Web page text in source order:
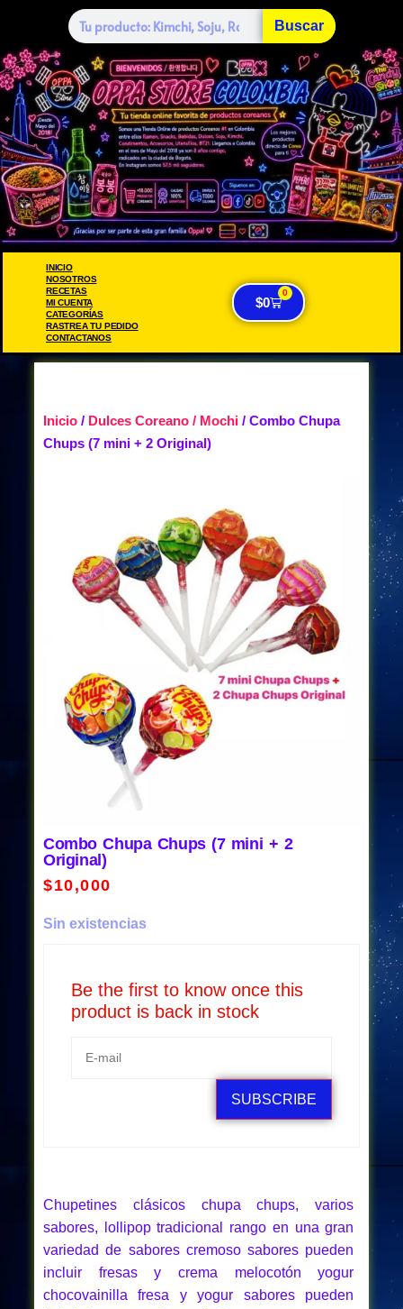
Buscar
INICIO
NOSOTROS
RECETAS
MI CUENTA
CATEGORÍAS
RASTREA TU PEDIDO
CONTACTANOS
$0
0
Inicio / Dulces Coreano / Mochi / Combo Chupa
Chups (7 mini + 2 Original)
Combo Chupa Chups (7 mini + 2
Original)
$10,000
Sin existencias
Be the first to know once this
product is back in stock
SUBSCRIBE
Chupetines clásicos chupa chups, varios
sabores, lollipop tradicional rango en una gran
variedad de sabores cremoso sabores pueden
incluir fresas y crema melocotón yogur
chocovainilla fresa y yogur sabores pueden